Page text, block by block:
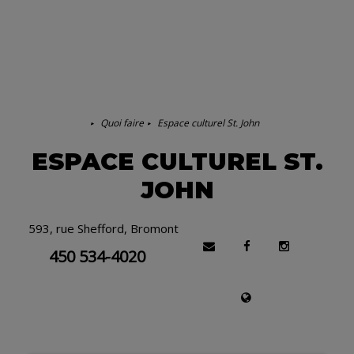
Quoi faire Espace culturel St. John
ESPACE CULTUREL ST.
JOHN
593, rue Shefford, Bromont
450 534-4020